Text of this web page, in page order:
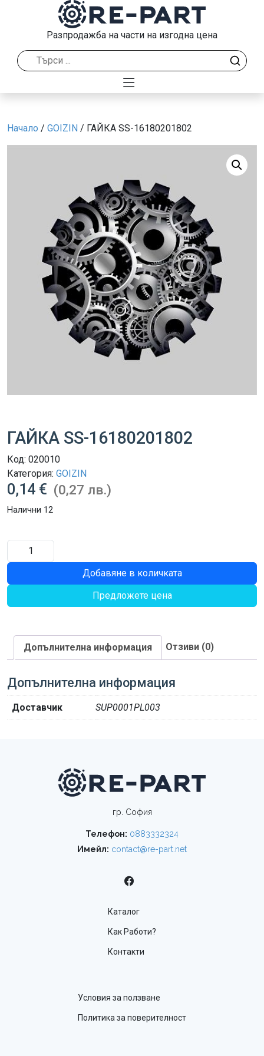
Разпродажба на части на изгодна цена
Начало / GOIZIN / ГАЙКА SS-16180201802
ГАЙКА SS-16180201802
Код: 020010
Категория: GOIZIN
0,14 € (0,27 лв.)
Налични 12
количество
за
SS-
16180201802
Добавяне в количката
Предложете цена
Допълнителна информация Отзиви (0)
Допълнителна информация
Доставчик SUP0001PL003
гр. София
Телефон: 0883332324
Имейл: contact@re-part.net
Каталог
Как Работи?
Контакти
Условия за ползване
Политика за поверителност